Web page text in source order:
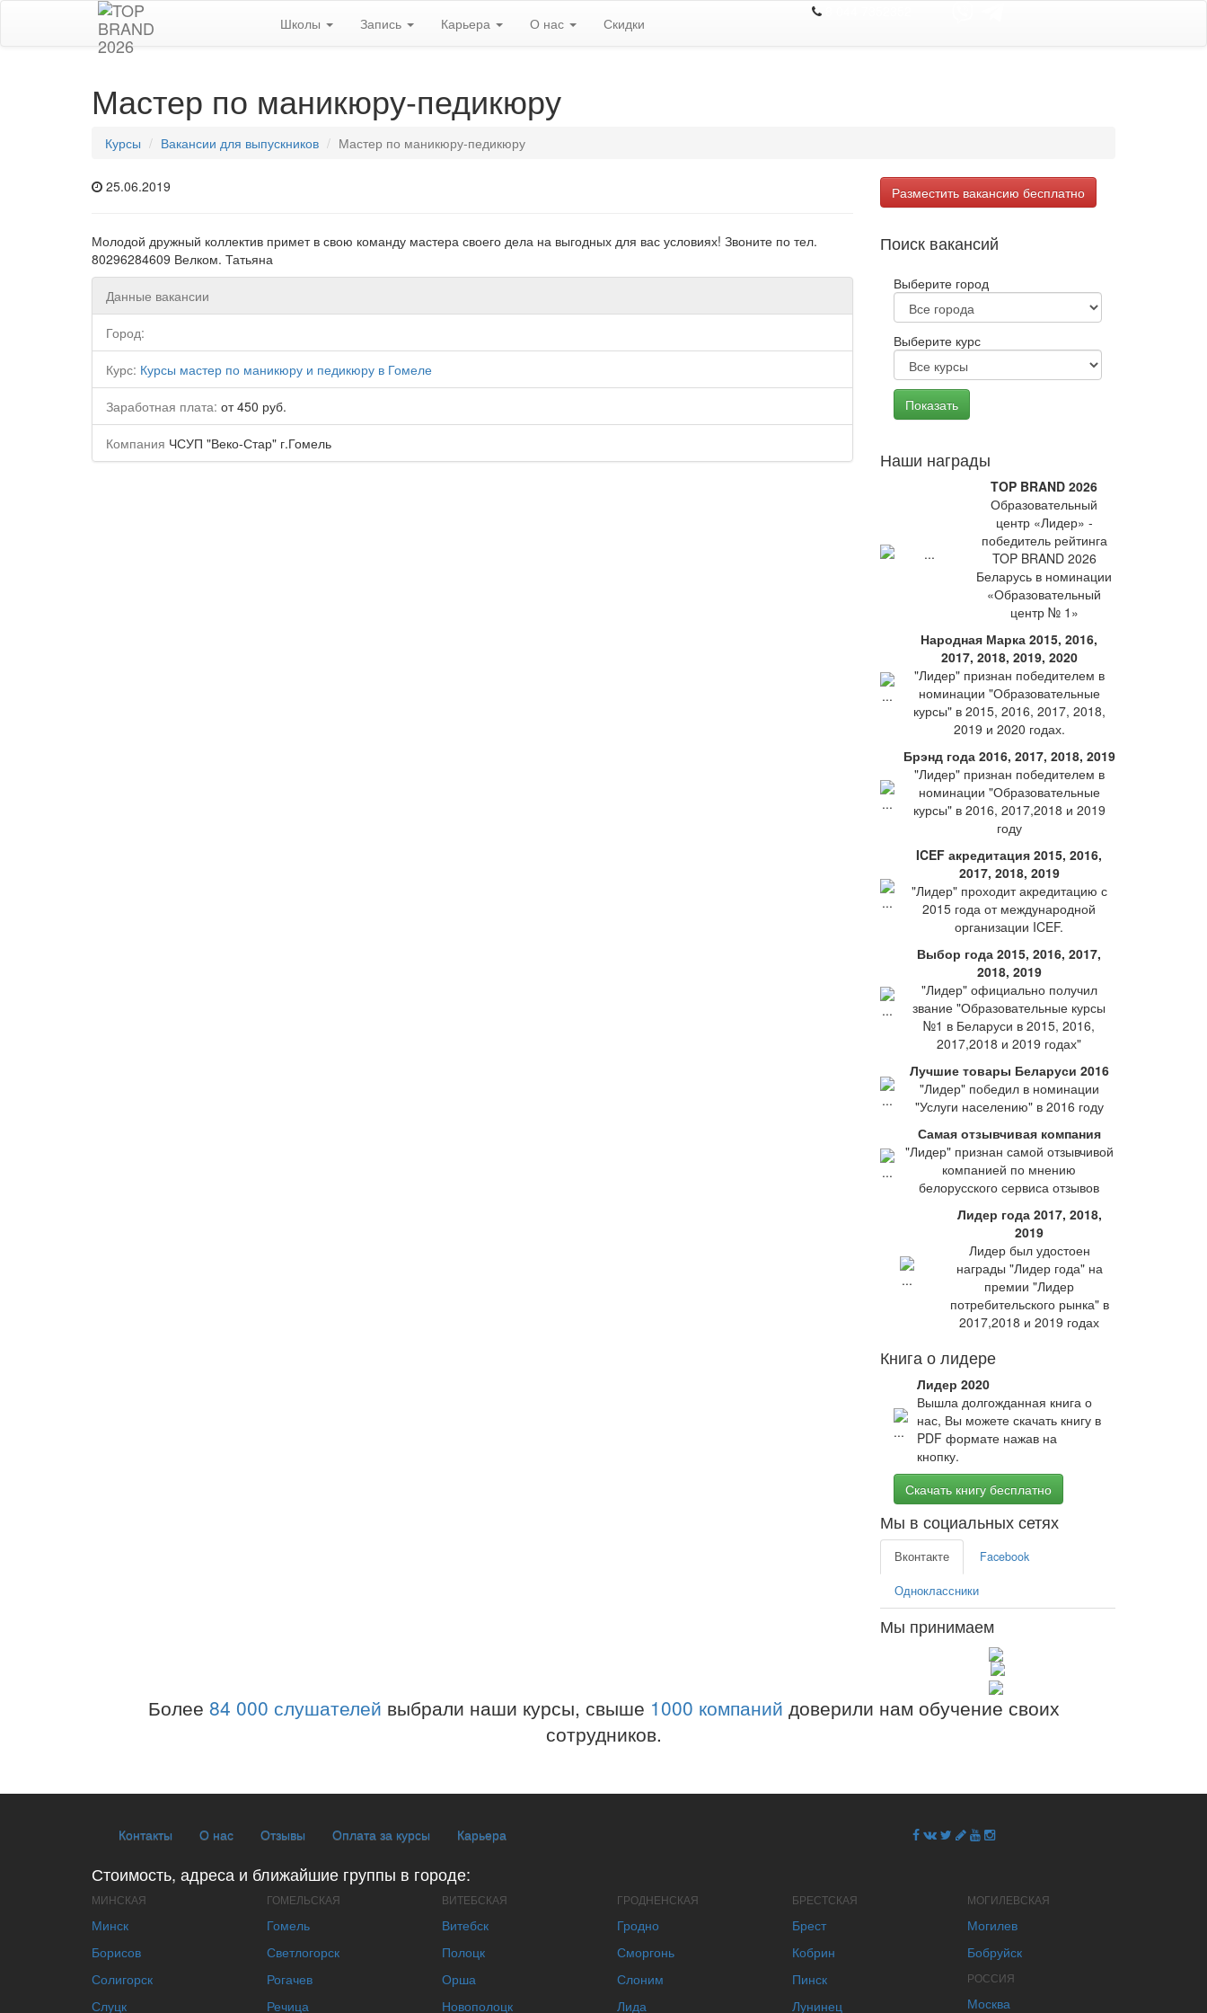
Школы Запись Карьера О нас Скидки
Мастер по маникюру-педикюру
Курсы Вакансии для выпускников Мастер по маникюру-педикюру
25.06.2019
Молодой дружный коллектив примет в свою команду мастера своего дела на выгодных для вас условиях! Звоните по тел.
80296284609 Велком. Татьяна
Данные вакансии
Город:
Курс: Курсы мастер по маникюру и педикюру в Гомеле
Заработная плата: от 450 руб.
Компания ЧСУП "Веко-Стар" г.Гомель
Разместить вакансию бесплатно
Поиск вакансий
Выберите город
Выберите курс
Наши награды
TOP BRAND 2026
Образовательный
центр «Лидер» -
победитель рейтинга
TOP BRAND 2026
Беларусь в номинации
«Образовательный
центр № 1»
Народная Марка 2015, 2016,
2017, 2018, 2019, 2020
"Лидер" признан победителем в
номинации "Образовательные
курсы" в 2015, 2016, 2017, 2018,
2019 и 2020 годах.
Брэнд года 2016, 2017, 2018, 2019
"Лидер" признан победителем в
номинации "Образовательные
курсы" в 2016, 2017,2018 и 2019
году
ICEF акредитация 2015, 2016,
2017, 2018, 2019
"Лидер" проходит акредитацию с
2015 года от международной
организации ICEF.
Выбор года 2015, 2016, 2017,
2018, 2019
"Лидер" официально получил
звание "Образовательные курсы
№1 в Беларуси в 2015, 2016,
2017,2018 и 2019 годах"
Лучшие товары Беларуси 2016
"Лидер" победил в номинации
"Услуги населению" в 2016 году
Самая отзывчивая компания
"Лидер" признан самой отзывчивой
компанией по мнению
белорусского сервиса отзывов
Лидер года 2017, 2018,
2019
Лидер был удостоен
награды "Лидер года" на
премии "Лидер
потребительского рынка" в
2017,2018 и 2019 годах
Книга о лидере
Лидер 2020
Вышла долгожданная книга о
нас, Вы можете скачать книгу в
PDF формате нажав на
кнопку.
Скачать книгу бесплатно
Мы в социальных сетях
Вконтакте Facebook
Одноклассники
Мы принимаем
Более 84 000 слушателей выбрали наши курсы, свыше 1000 компаний доверили нам обучение своих
сотрудников.
Контакты О нас Отзывы Оплата за курсы Карьера
Стоимость, адреса и ближайшие группы в городе:
МИНСКАЯ
Минск
Борисов
Солигорск
Слуцк
ГОМЕЛЬСКАЯ
Гомель
Светлогорск
Рогачев
Речица
ВИТЕБСКАЯ
Витебск
Полоцк
Орша
Новополоцк
ГРОДНЕНСКАЯ
Гродно
Сморгонь
Слоним
Лида
БРЕСТСКАЯ
Брест
Кобрин
Пинск
Лунинец
МОГИЛЕВСКАЯ
Могилев
Бобруйск
РОССИЯ
Москва